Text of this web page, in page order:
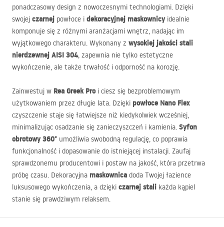
ponadczasowy design z nowoczesnymi technologiami. Dzięki
swojej czarnej powłoce i dekoracyjnej maskownicyidealnie
komponuje się z różnymi aranżacjami wnętrz, nadając im
wyjątkowego charakteru. Wykonany z wysokiej jakości stali
nierdzewnej AISI 304, zapewnia nie tylko estetyczne
wykończenie, ale także trwałość i odporność na korozję.
Zainwestuj w Rea Greek Proi ciesz się bezproblemowym
użytkowaniem przez długie lata. Dzięki powłoce Nano Flex
czyszczenie staje się łatwiejsze niż kiedykolwiek wcześniej,
minimalizując osadzanie się zanieczyszczeń i kamienia. Syfon
obrotowy 360° umożliwia swobodną regulację, co poprawia
funkcjonalność i dopasowanie do istniejącej instalacji. Zaufaj
sprawdzonemu producentowi i postaw na jakość, która przetrwa
próbę czasu. Dekoracyjna maskownica doda Twojej łazience
luksusowego wykończenia, a dzięki czarnej stali każda kąpiel
stanie się prawdziwym relaksem.